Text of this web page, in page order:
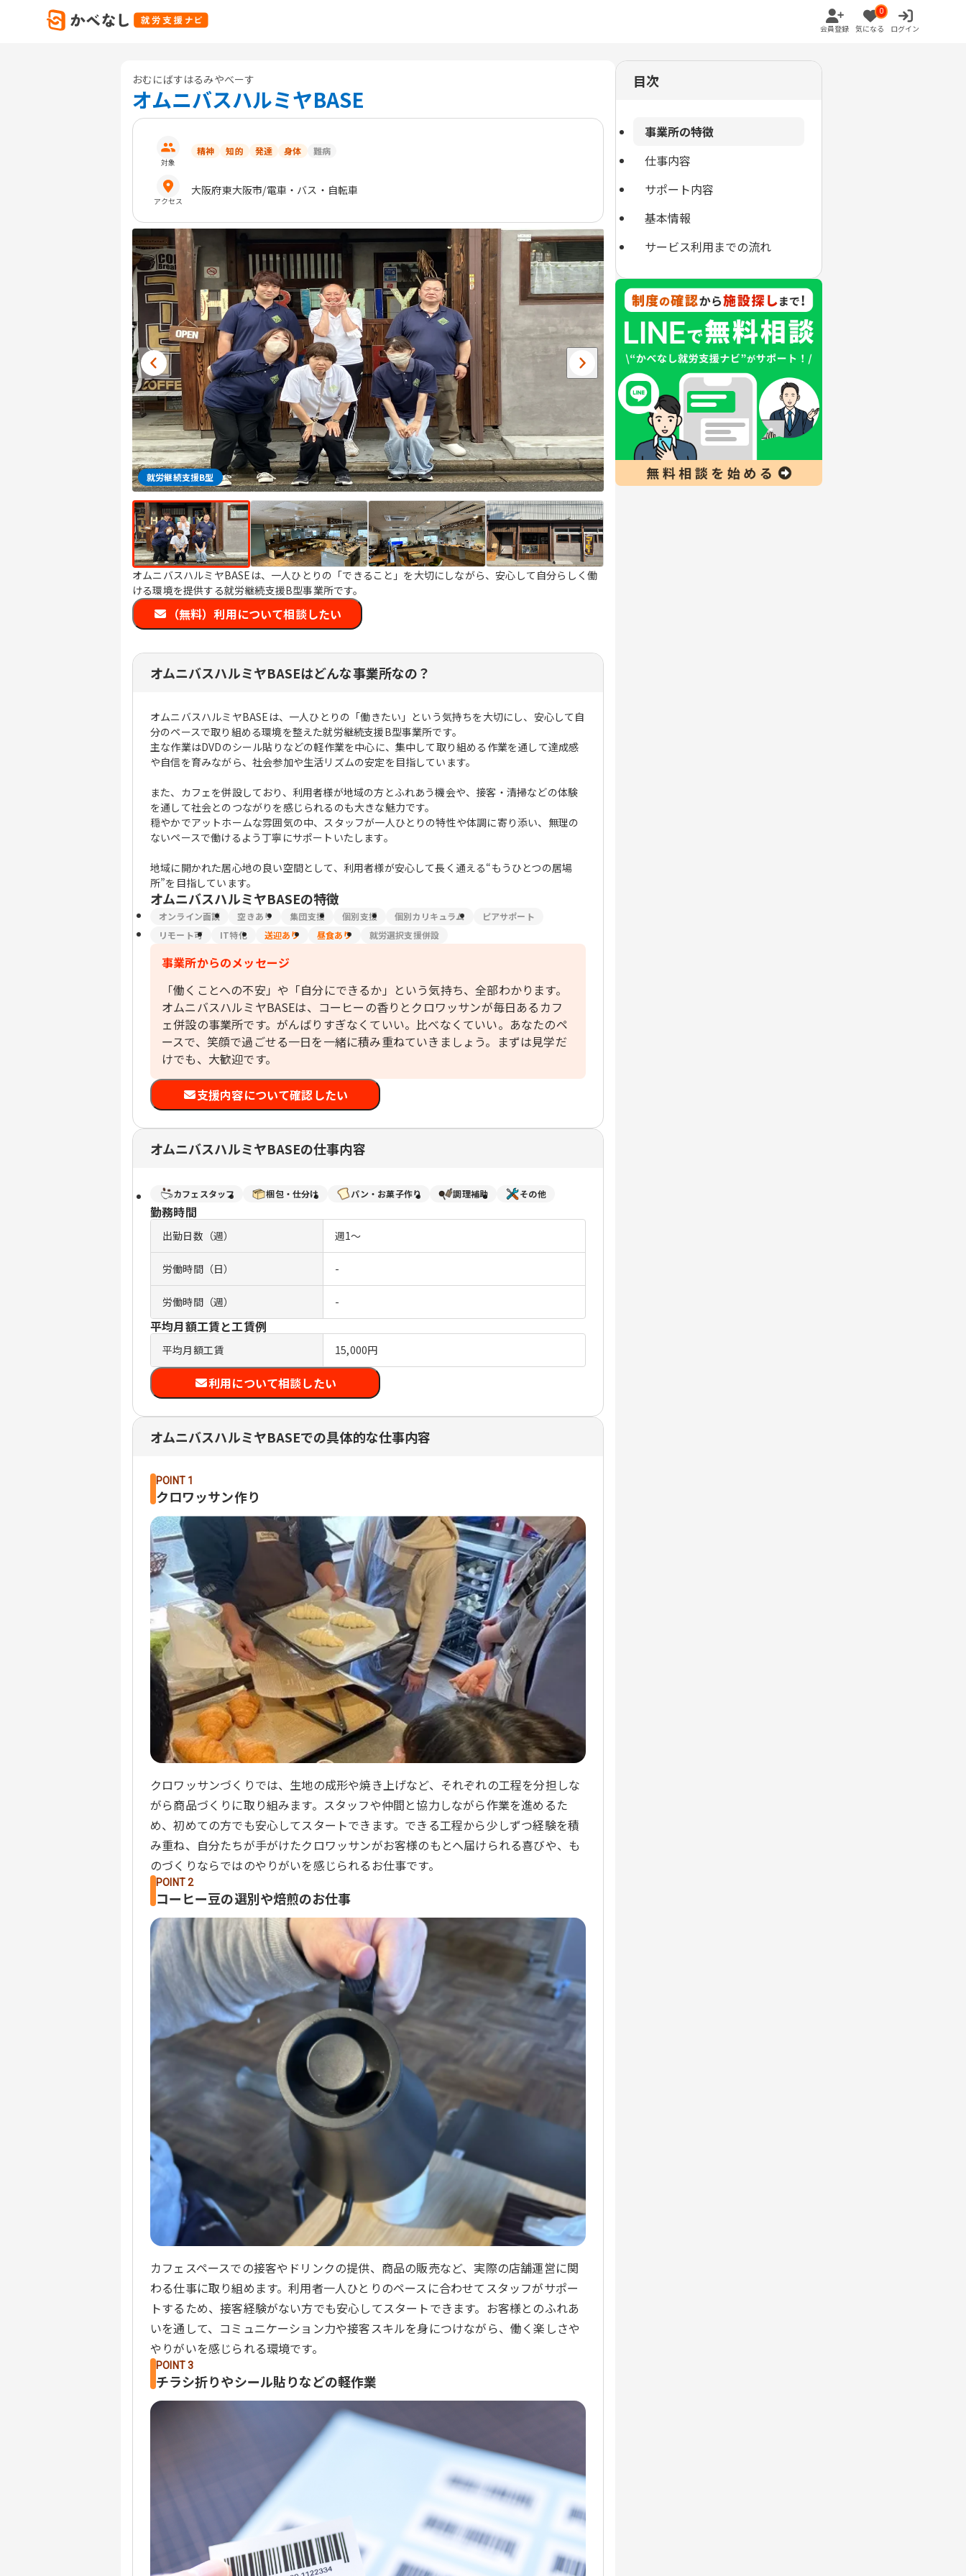
会員登録
0
気になる ログイン
おむにばすはるみやべーす
オムニバスハルミヤBASE
対象
精神 知的 発達 身体 難病
アクセス
大阪府東大阪市/電車・バス・自転車
就労継続支援B型
オムニバスハルミヤBASEは、一人ひとりの「できること」を大切にしながら、安心して自分らしく働
ける環境を提供する就労継続支援B型事業所です。
（無料）利用について相談したい
オムニバスハルミヤBASEはどんな事業所なの？
オムニバスハルミヤBASEは、一人ひとりの「働きたい」という気持ちを大切にし、安心して自
分のペースで取り組める環境を整えた就労継続支援B型事業所です。
主な作業はDVDのシール貼りなどの軽作業を中心に、集中して取り組める作業を通して達成感
や自信を育みながら、社会参加や生活リズムの安定を目指しています。
また、カフェを併設しており、利用者様が地域の方とふれあう機会や、接客・清掃などの体験
を通して社会とのつながりを感じられるのも大きな魅力です。
穏やかでアットホームな雰囲気の中、スタッフが一人ひとりの特性や体調に寄り添い、無理の
ないペースで働けるよう丁寧にサポートいたします。
地域に開かれた居心地の良い空間として、利用者様が安心して長く通える“もうひとつの居場
所”を目指しています。
オムニバスハルミヤBASEの特徴
オンライン面談 空きあり 集団支援 個別支援 個別カリキュラム
ピアサポート
リモート可
IT特化 送迎あり 昼食あり 就労選択支援併設
事業所からのメッセージ
「働くことへの不安」や「自分にできるか」という気持ち、全部わかります。
オムニバスハルミヤBASEは、コーヒーの香りとクロワッサンが毎日あるカフ
ェ併設の事業所です。がんばりすぎなくていい。比べなくていい。あなたのペ
ースで、笑顔で過ごせる一日を一緒に積み重ねていきましょう。まずは見学だ
けでも、大歓迎です。
支援内容について確認したい
オムニバスハルミヤBASEの仕事内容
カフェスタッフ 梱包・仕分け パン・お菓子作り 調理補助 その他
勤務時間
出勤日数（週） 週1～
労働時間（日） -
労働時間（週） -
平均月額工賃と工賃例
平均月額工賃 15,000円
利用について相談したい
オムニバスハルミヤBASEでの具体的な仕事内容
POINT 1
クロワッサン作り
クロワッサンづくりでは、生地の成形や焼き上げなど、それぞれの工程を分担しな
がら商品づくりに取り組みます。スタッフや仲間と協力しながら作業を進めるた
め、初めての方でも安心してスタートできます。できる工程から少しずつ経験を積
み重ね、自分たちが手がけたクロワッサンがお客様のもとへ届けられる喜びや、も
のづくりならではのやりがいを感じられるお仕事です。
POINT 2
コーヒー豆の選別や焙煎のお仕事
カフェスペースでの接客やドリンクの提供、商品の販売など、実際の店舗運営に関
わる仕事に取り組めます。利用者一人ひとりのペースに合わせてスタッフがサポー
トするため、接客経験がない方でも安心してスタートできます。お客様とのふれあ
いを通して、コミュニケーション力や接客スキルを身につけながら、働く楽しさや
やりがいを感じられる環境です。
POINT 3
チラシ折りやシール貼りなどの軽作業
目次
事業所の特徴
仕事内容
サポート内容
基本情報
サービス利用までの流れ